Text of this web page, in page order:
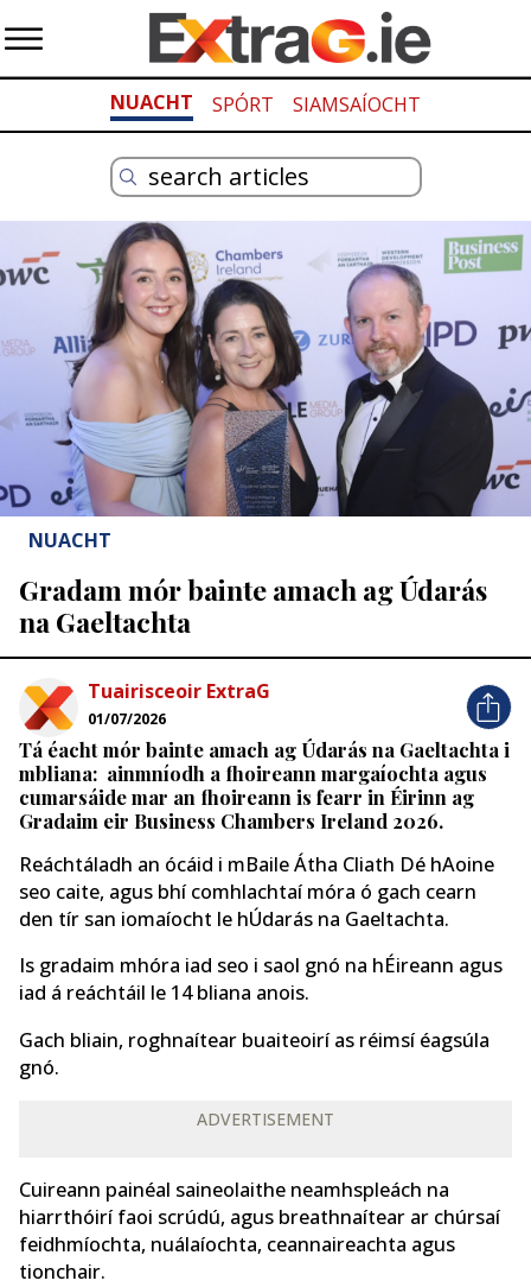
NUACHT SPÓRT SIAMSAÍOCHT
NUACHT
Gradam mór bainte amach ag Údarás
na Gaeltachta
Tuairisceoir ExtraG
01/07/2026
Tá éacht mór bainte amach ag Údarás na Gaeltachta i
mbliana: ainmníodh a fhoireann margaíochta agus
cumarsáide mar an fhoireann is fearr in Éirinn ag
Gradaim eir Business Chambers Ireland 2026.
Reáchtáladh an ócáid i mBaile Átha Cliath Dé hAoine
seo caite, agus bhí comhlachtaí móra ó gach cearn
den tír san iomaíocht le hÚdarás na Gaeltachta.
Is gradaim mhóra iad seo i saol gnó na hÉireann agus
iad á reáchtáil le 14 bliana anois.
Gach bliain, roghnaítear buaiteoirí as réimsí éagsúla
gnó.
ADVERTISEMENT
Cuireann painéal saineolaithe neamhspleách na
hiarrthóirí faoi scrúdú, agus breathnaítear ar chúrsaí
feidhmíochta, nuálaíochta, ceannaireachta agus
tionchair.